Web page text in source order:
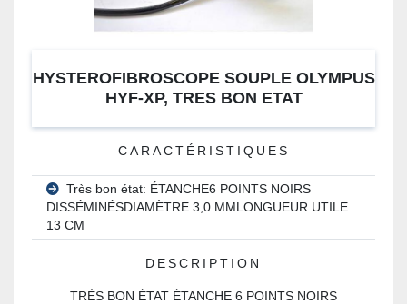
HYSTEROFIBROSCOPE SOUPLE OLYMPUS
HYF-XP, TRES BON ETAT
CARACTÉRISTIQUES
Très bon état: ÉTANCHE6 POINTS NOIRS
DISSÉMINÉSDIAMÈTRE 3,0 MMLONGUEUR UTILE
13 CM
DESCRIPTION
TRÈS BON ÉTAT ÉTANCHE 6 POINTS NOIRS